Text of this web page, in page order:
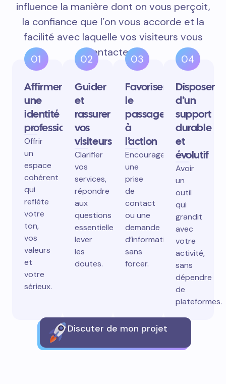
influence la manière dont on vous perçoit,
la confiance que l’on vous accorde et la
facilité avec laquelle vos visiteurs vous
contactent.
01
Affirmer
une
identité
professionnelle
Offrir
un
espace
cohérent
qui
reflète
votre
ton,
vos
valeurs
et
votre
sérieux.
02
Guider
et
rassurer
vos
visiteurs
Clarifier
vos
services,
répondre
aux
questions
essentielles,
lever
les
doutes.
03
Favoriser
le
passage
à
l’action
Encourager
une
prise
de
contact
ou une
demande
d’information
sans
forcer.
04
Disposer
d’un
support
durable
et
évolutif
Avoir
un
outil
qui
grandit
avec
votre
activité,
sans
dépendre
de
plateformes.
Discuter de mon projet